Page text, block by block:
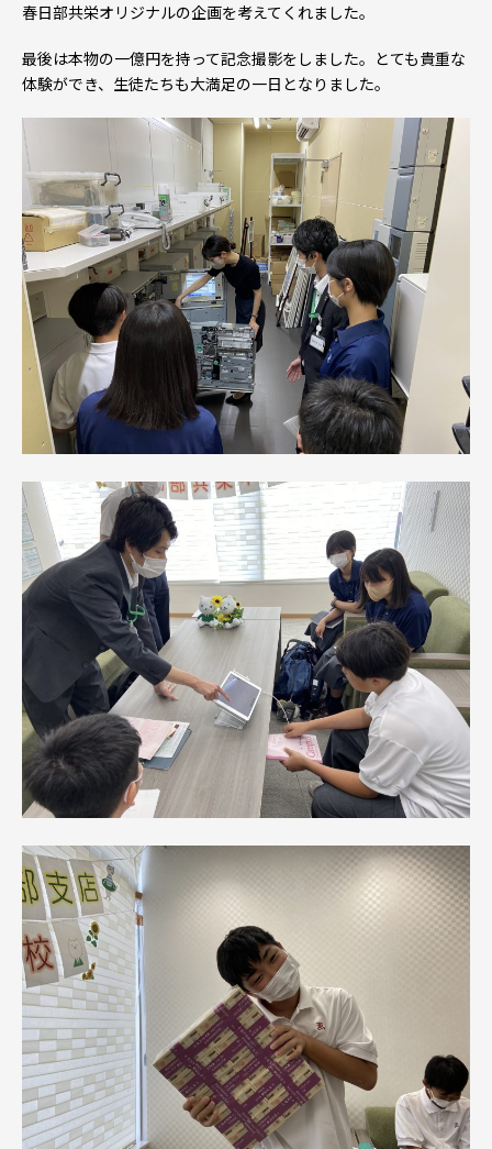
春日部共栄オリジナルの企画を考えてくれました。
最後は本物の一億円を持って記念撮影をしました。とても貴重な
体験ができ、生徒たちも大満足の一日となりました。